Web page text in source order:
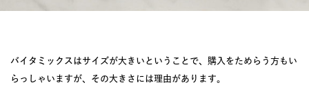
バイタミックスはサイズが大きいということで、購入をためらう方もい
らっしゃいますが、その大きさには理由があります。